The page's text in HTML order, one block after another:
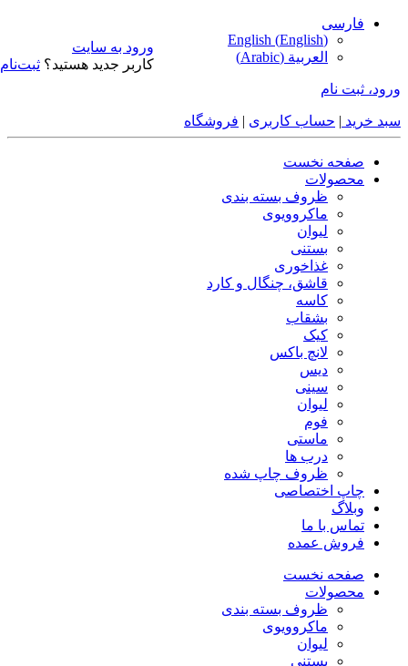
فارسی
English (English)
العربية (
Arabic
)
ورود، ثبت نام
سبد خرید | حساب کاربری | فروشگاه
صفحه نخست
محصولات
ظروف بسته بندی
ماکروویوی
لیوان
بستنی
غذاخوری
قاشق، چنگال و کارد
کاسه
بشقاب
کیک
لانچ باکس
دیس
سینی
لیوان
فوم
ماستی
درب ها
ظروف چاپ شده
چاپ اختصاصی
وبلاگ
تماس با ما
فروش عمده
صفحه نخست
محصولات
ظروف بسته بندی
ماکروویوی
لیوان
بستنی
ورود به سایت
کاربر جدید هستید؟ ثبت‌نام